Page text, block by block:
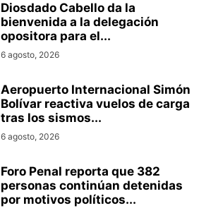
Diosdado Cabello da la
bienvenida a la delegación
opositora para el...
6 agosto, 2026
Aeropuerto Internacional Simón
Bolívar reactiva vuelos de carga
tras los sismos...
6 agosto, 2026
Foro Penal reporta que 382
personas continúan detenidas
por motivos políticos...